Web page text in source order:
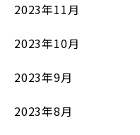
2023年11月
2023年10月
2023年9月
2023年8月